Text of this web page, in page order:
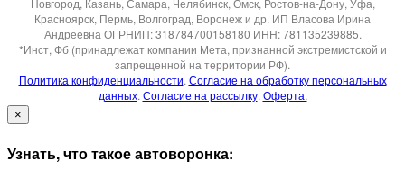
Красноярск, Пермь, Волгоград, Воронеж и др. ИП Власова Ирина
Андреевна ОГРНИП: 318784700158180 ИНН: 781135239885.
*Инст, Фб (принадлежат компании Мета, признанной экстремистской и
запрещенной на территории РФ).
Политика конфиденциальности. Согласие на обработку персональных
данных. Согласие на рассылку. Оферта.
×
Узнать, что такое автоворонка: